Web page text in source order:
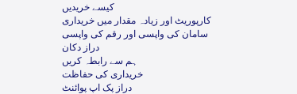
کیسے خریدیں
کارپوریٹ اور زیادہ مقدار میں خریداری
سامان کی واپسی اور رقم کی واپسی
دراز دکان
ہم سے رابطہ کریں
خریداری کی حفاظت
دراز پک اپ پوائنٹ